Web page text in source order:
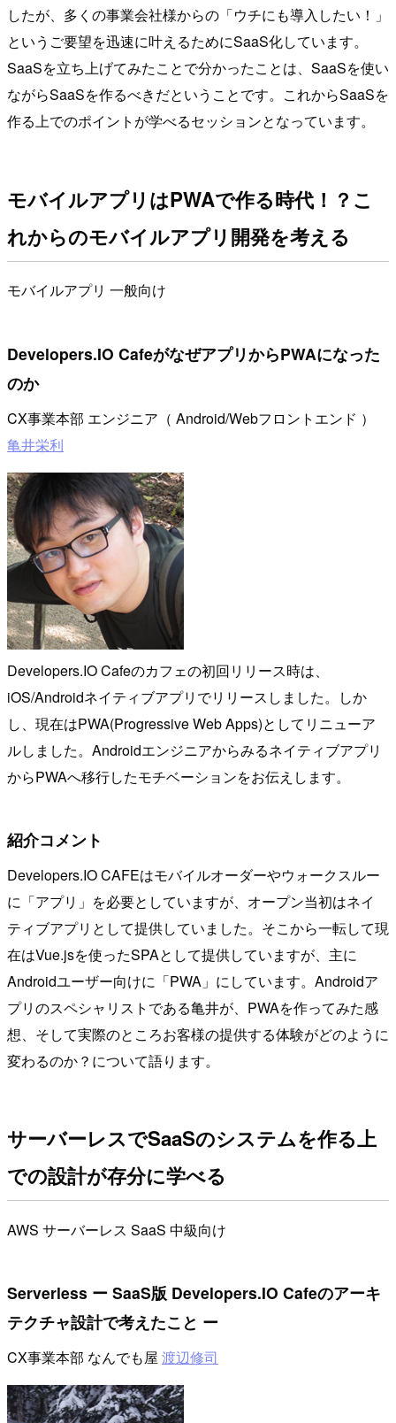
したが、多くの事業会社様からの「ウチにも導入したい！」
というご要望を迅速に叶えるためにSaaS化しています。
SaaSを立ち上げてみたことで分かったことは、SaaSを使い
ながらSaaSを作るべきだということです。これからSaaSを
作る上でのポイントが学べるセッションとなっています。
モバイルアプリはPWAで作る時代！？こ
れからのモバイルアプリ開発を考える
モバイルアプリ 一般向け
Developers.IO CafeがなぜアプリからPWAになった
のか
CX事業本部 エンジニア（ Android/Webフロントエンド ）
亀井栄利
Developers.IO Cafeのカフェの初回リリース時は、
iOS/Androidネイティブアプリでリリースしました。しか
し、現在はPWA(Progressive Web Apps)としてリニューア
ルしました。Androidエンジニアからみるネイティブアプリ
からPWAへ移行したモチベーションをお伝えします。
紹介コメント
Developers.IO CAFEはモバイルオーダーやウォークスルー
に「アプリ」を必要としていますが、オープン当初はネイ
ティブアプリとして提供していました。そこから一転して現
在はVue.jsを使ったSPAとして提供していますが、主に
Androidユーザー向けに「PWA」にしています。Androidア
プリのスペシャリストである亀井が、PWAを作ってみた感
想、そして実際のところお客様の提供する体験がどのように
変わるのか？について語ります。
サーバーレスでSaaSのシステムを作る上
での設計が存分に学べる
AWS サーバーレス SaaS 中級向け
Serverless ー SaaS版 Developers.IO Cafeのアーキ
テクチャ設計で考えたこと ー
CX事業本部 なんでも屋 渡辺修司